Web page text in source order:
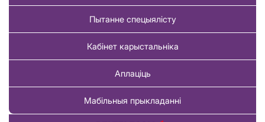
Пытанне спецыялісту
Кабінет карыстальніка
Аплаціць
Мабільныя прыкладанні